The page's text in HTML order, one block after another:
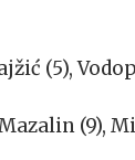
(5),
(9),